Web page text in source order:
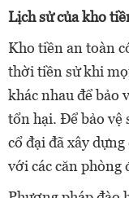
Lịch sử của kho
Kho tiền an toàn
thời tiền sử khi
khác nhau để bảo
tổn hại. Để bảo vệ
cổ đại đã xây
với các căn phòng